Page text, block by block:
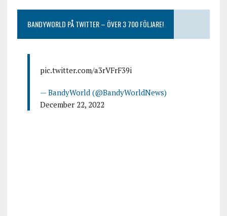
BANDYWORLD PÅ TWITTER – ÖVER 3 700 FÖLJARE!
pic.twitter.com/a3rVFrF39i
— BandyWorld (@BandyWorldNews)
December 22, 2022